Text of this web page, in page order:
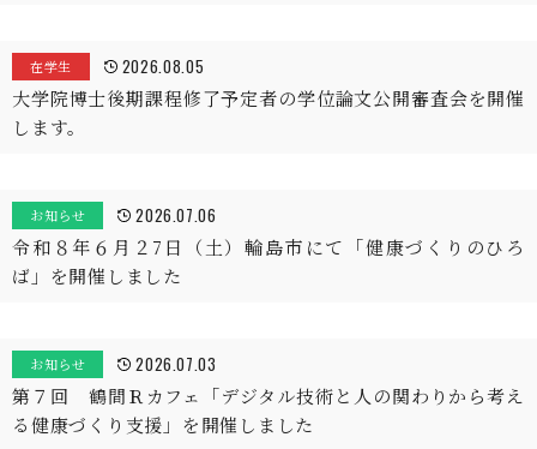
在学生 2026.08.05
大学院博士後期課程修了予定者の学位論文公開審査会を開催
します。
お知らせ 2026.07.06
令和８年６月２7日（土）輪島市にて「健康づくりのひろ
ば」を開催しました
お知らせ 2026.07.03
第７回 鶴間Ｒカフェ「デジタル技術と人の関わりから考え
る健康づくり支援」を開催しました